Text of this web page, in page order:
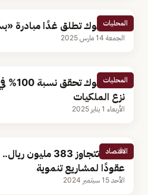
المحليات
أمانة تبوك تطلق غدًا مبادرة
الجمعة 14 مارس 2025
المحليات
أمانة
نزع الملكيات
الأربعاء 1 يناير 2025
الاقتصاد
بقيمة تتجاوز 383
عقودًا لمشاريع تنموية
الأحد 15 سبتمبر 2024